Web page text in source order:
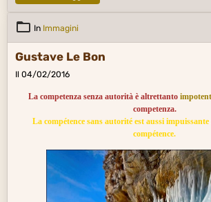
In Immagini
Gustave Le Bon
Il 04/02/2016
La competenza senza autorità è altrettanto
competenza.
La compétence sans autorité est aussi
compétence.